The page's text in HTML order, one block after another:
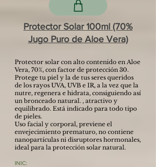
Protector Solar 100ml (70%
Jugo Puro de Aloe Vera)
Protector solar con alto contenido en Aloe
Vera, 70%, con factor de protección 30.
Protege tu piel y la de tus seres queridos
de los rayos UVA, UVB e IR, a la vez que la
nutre, regenera e hidrata, consiguiendo así
un bronceado natural. , atractivo y
equilibrado. Está indicado para todo tipo
de pieles.
Uso facial y corporal, previene el
envejecimiento prematuro, no contiene
nanopartículas ni disruptores hormonales,
ideal para la protección solar natural.
INIC: